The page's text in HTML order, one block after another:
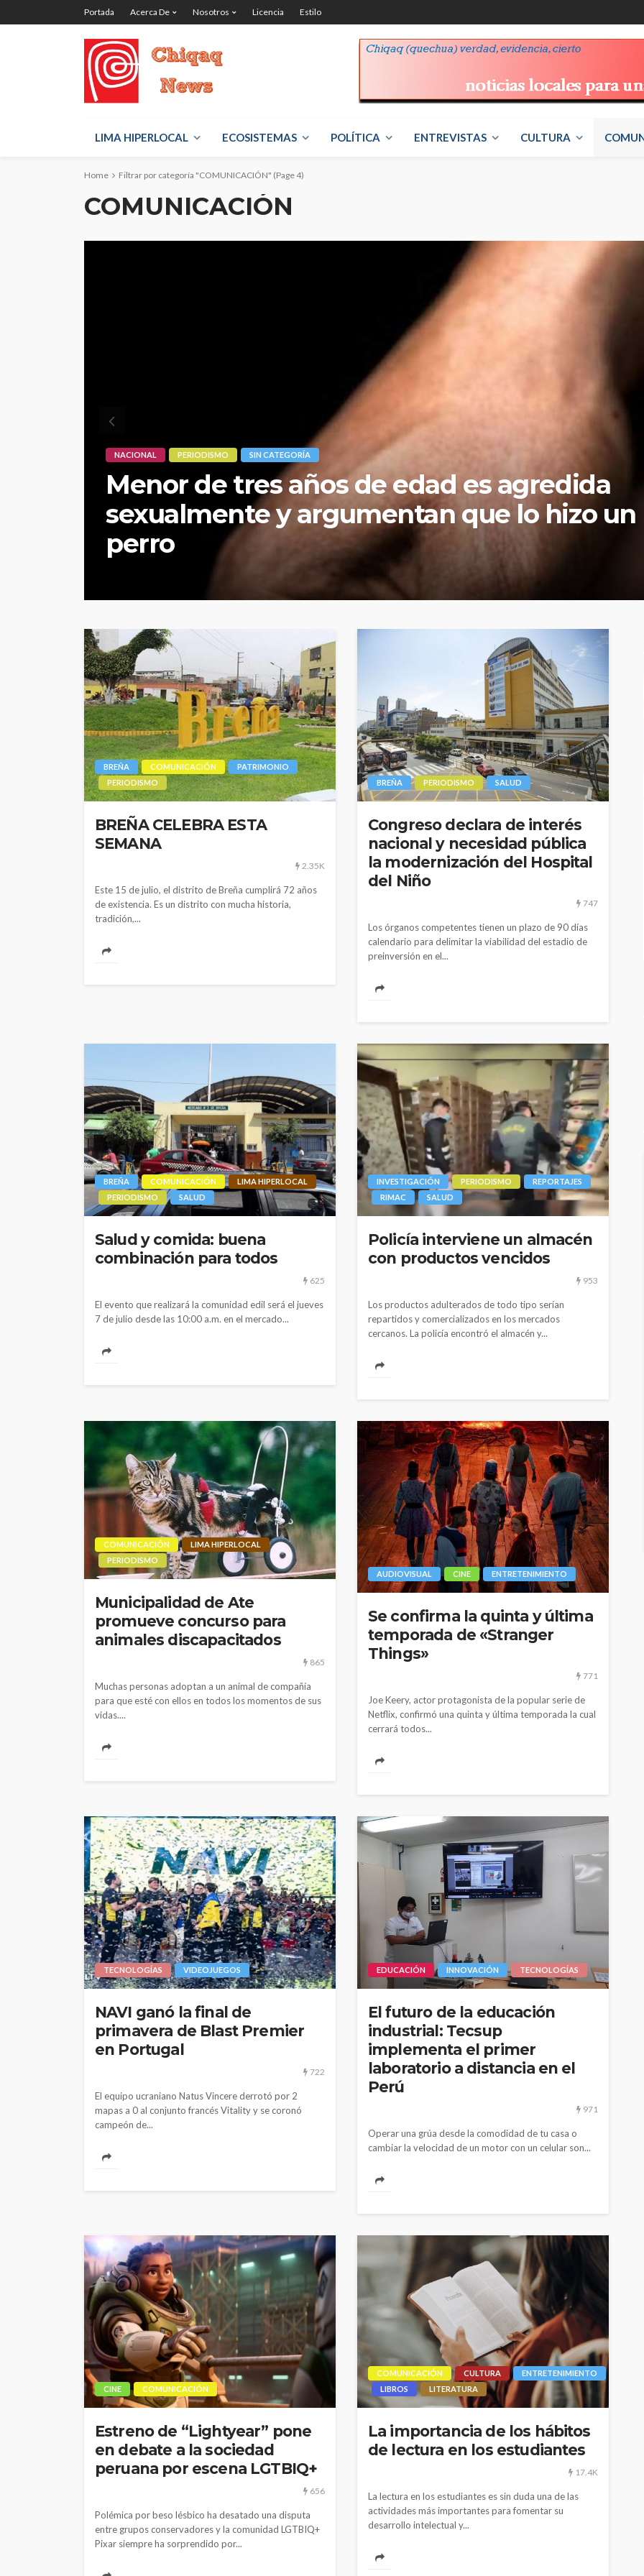
Portada Acerca De Nosotros Licencia Estilo
LIMA HIPERLOCAL ECOSISTEMAS POLÍTICA ENTREVISTAS CULTURA
Home Filtrar por categoría "COMUNICACIÓN" (Page 4)
COMUNICACIÓN
COMUNICACIÓN INNOVACIÓN MEDIOS SEGURIDAD
Go Ladies Perú: servicio de taxis exclusivo
mujeres
BREÑA COMUNICACIÓN
PATRIMONIO
PERIODISMO
BREÑA CELEBRA ESTA
SEMANA
2.35K
Este 15 de julio, el distrito de Breña cumplirá 72 años
de existencia. Es un distrito con mucha historia,
tradición,...
BREÑA PERIODISMO SALUD
Congreso declara de interés
nacional y necesidad pública
la modernización del Hospital
del Niño
747
Los órganos competentes tienen un plazo de 90 días
calendario para delimitar la viabilidad del estadio de
preinversión en el...
BREÑA COMUNICACIÓN
LIMA HIPERLOCAL
PERIODISMO
SALUD
Salud y comida: buena
combinación para todos
625
El evento que realizará la comunidad edil será el jueves
7 de julio desde las 10:00 a.m. en el mercado...
INVESTIGACIÓN PERIODISMO
REPORTAJES
RIMAC
SALUD
Policía interviene un almacén
con productos vencidos
953
Los productos adulterados de todo tipo serían
repartidos y comercializados en los mercados
cercanos. La policía encontró el almacén y...
COMUNICACIÓN
LIMA HIPERLOCAL
PERIODISMO
Municipalidad de Ate
promueve concurso para
animales discapacitados
865
Muchas personas adoptan a un animal de compañía
para que esté con ellos en todos los momentos de sus
vidas....
AUDIOVISUAL CINE ENTRETENIMIENTO
Se confirma la quinta y última
temporada de «Stranger
Things»
771
Joe Keery, actor protagonista de la popular serie de
Netflix, confirmó una quinta y última temporada la cual
cerrará todos...
TECNOLOGÍAS VIDEOJUEGOS
NAVI ganó la final de
primavera de Blast Premier
en Portugal
722
El equipo ucraniano Natus Vincere derrotó por 2
mapas a 0 al conjunto francés Vitality y se coronó
campeón de...
EDUCACIÓN INNOVACIÓN TECNOLOGÍAS
El futuro de la educación
industrial: Tecsup
implementa el primer
laboratorio a distancia en el
Perú
971
Operar una grúa desde la comodidad de tu casa o
cambiar la velocidad de un motor con un celular son...
CINE COMUNICACIÓN
Estreno de “Lightyear” pone
en debate a la sociedad
peruana por escena LGTBIQ+
656
Polémica por beso lésbico ha desatado una disputa
entre grupos conservadores y la comunidad LGTBIQ+
Pixar siempre ha sorprendido por...
COMUNICACIÓN CULTURA
ENTRETENIMIENTO
LIBROS
LITERATURA
La importancia de los hábitos
de lectura en los estudiantes
17.4K
La lectura en los estudiantes es sin duda una de las
actividades más importantes para fomentar su
desarrollo intelectual y...
Periodistas de TV Perú son
despedidos en nueva
1.11K
CULTURA INNOVACIÓN TEATRO
El público como
protagonista en la
revitalización del teatro
peruano post pandemia